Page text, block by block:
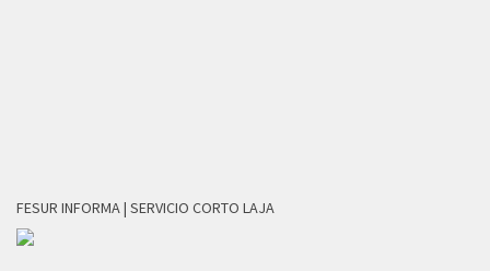
FESUR INFORMA | SERVICIO CORTO LAJA